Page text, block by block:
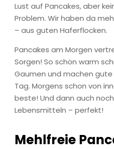
Lust auf Pancakes, aber
Problem. Wir haben da
– aus guten Haferflocken.
Pancakes am Morgen
Sorgen! So schön warm
Gaumen und machen
Tag. Morgens schon von
beste! Und dann auch
Lebensmitteln – perfekt!
Mehlfreie